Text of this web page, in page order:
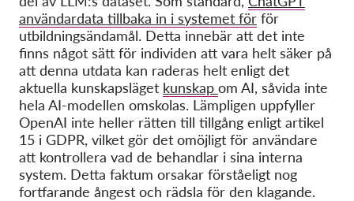
användardata tillbaka in i systemet för för
utbildningsändamål. Detta innebär att det inte
finns något sätt för individen att vara helt säker på
att denna utdata kan raderas helt enligt det
aktuella kunskapsläget kunskap om AI, såvida inte
hela AI-modellen omskolas. Lämpligen uppfyller
OpenAI inte heller rätten till tillgång enligt artikel
15 i GDPR, vilket gör det omöjligt för användare
att kontrollera vad de behandlar i sina interna
system. Detta faktum orsakar förståeligt nog
fortfarande ångest och rädsla för den klagande.